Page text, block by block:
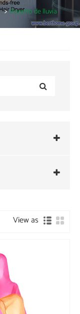
Poncho de lluvia
View as